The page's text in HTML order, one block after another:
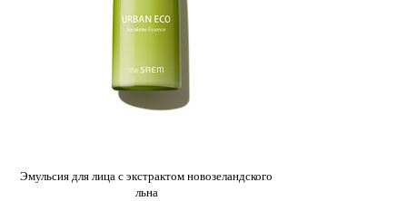
Эмульсия для лица с экстрактом новозеландского
льна